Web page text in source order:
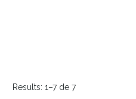
Results: 1–7 de 7